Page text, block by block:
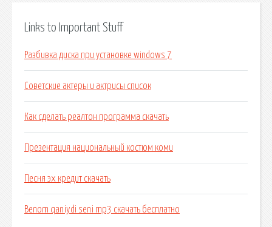
Links to Important Stuff
Разбивка диска при установке windows 7
Советские актеры и актрисы список
Как сделать реалтон программа скачать
Презентация национальный костюм коми
Песня эх кредит скачать
Benom qaniydi seni mp3 скачать бесплатно